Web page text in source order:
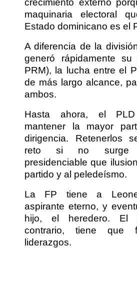
maquinaria electoral
Estado dominicano es el
A diferencia de la
generó rápidamente su
PRM), la lucha entre el
de más largo alcance,
ambos.
Hasta ahora, el
mantener la mayor
dirigencia. Retenerlos
reto si no surge
presidenciable que
partido y al peledeísmo.
La FP tiene a
aspirante eterno, y
hijo, el heredero. El
contrario, tiene que
liderazgos.